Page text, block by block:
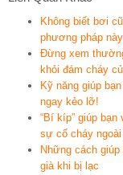
Không biết bơi
phương pháp
Đừng xem
khỏi đám cháy
Kỹ năng giúp
ngay kẻo lỡ!
“Bí kíp” giúp bạn
sự cố cháy
Những cách
già khi bị lạc